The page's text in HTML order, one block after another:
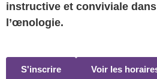
instructive et conviviale
l’œnologie.
S'inscrire Voir les